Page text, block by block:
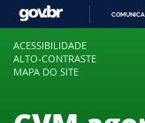
ACESSIBILIDADE
ALTO-CONTRASTE
MAPA DO SITE